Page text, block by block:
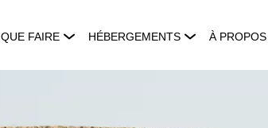
QUE FAIRE HÉBERGEMENTS À